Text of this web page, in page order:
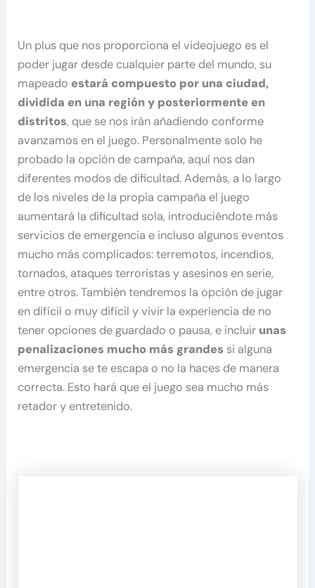
Un plus que nos proporciona el videojuego es el
poder jugar desde cualquier parte del mundo, su
mapeado estará compuesto por una ciudad,
dividida en una región y posteriormente en
distritos, que se nos irán añadiendo conforme
avanzamos en el juego. Personalmente solo he
probado la opción de campaña, aquí nos dan
diferentes modos de dificultad. Además, a lo largo
de los niveles de la propia campaña el juego
aumentará la dificultad sola, introduciéndote más
servicios de emergencia e incluso algunos eventos
mucho más complicados: terremotos, incendios,
tornados, ataques terroristas y asesinos en serie,
entre otros. También tendremos la opción de jugar
en difícil o muy difícil y vivir la experiencia de no
tener opciones de guardado o pausa, e incluir unas
penalizaciones mucho más grandes si alguna
emergencia se te escapa o no la haces de manera
correcta. Esto hará que el juego sea mucho más
retador y entretenido.